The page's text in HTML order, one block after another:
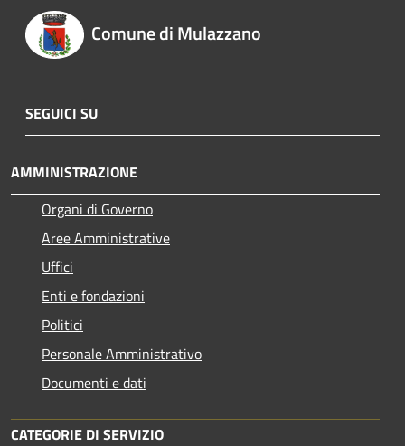
Comune di Mulazzano
SEGUICI SU
AMMINISTRAZIONE
Organi di Governo
Aree Amministrative
Uffici
Enti e fondazioni
Politici
Personale Amministrativo
Documenti e dati
CATEGORIE DI SERVIZIO